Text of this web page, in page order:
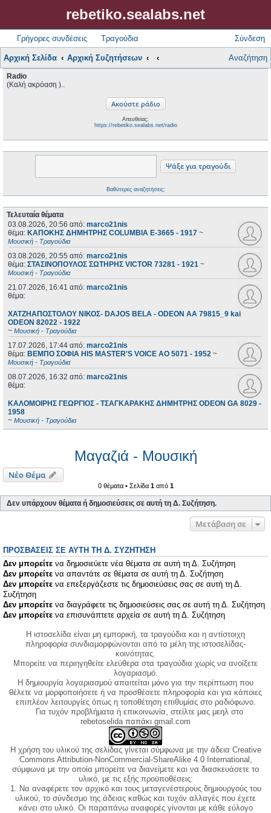
rebetiko.sealabs.net
Γρήγορες συνδέσεις Τραγούδια Σύνδεση
Αρχική Σελίδα Αρχική Συζητήσεων Αναζήτηση
Radio
(Καλή ακρόαση )..
Απευθείας:
https://rebetiko.sealabs.net/radio
Βαθύτερες αναζητήσεις;
Τελευταία θέματα
03.08.2026, 20:56 από: marco21nis
θέμα: ΚΑΠΟΚΗΣ ΔΗΜΗΤΡΗΣ COLUMBIA E-3665 - 1917 ~
Μουσική - Τραγούδια
03.08.2026, 20:55 από: marco21nis
θέμα: ΣΤΑΣΙΝΟΠΟΥΛΟΣ ΣΩΤΗΡΗΣ VICTOR 73281 - 1921 ~
Μουσική - Τραγούδια
21.07.2026, 16:41 από: marco21nis
θέμα:
ΧΑΤΖΗΑΠΟΣΤΟΛΟΥ ΝΙΚΟΣ- DAJOS BELA - ODEON AA 79815_9 kai
ODEON 82022 - 1922
~ Μουσική - Τραγούδια
17.07.2026, 17:44 από: marco21nis
θέμα: ΒΕΜΠΟ ΣΟΦΙΑ HIS MASTER'S VOICE AO 5071 - 1952 ~
Μουσική - Τραγούδια
08.07.2026, 16:32 από: marco21nis
θέμα:
ΚΑΛΟΜΟΙΡΗΣ ΓΕΩΡΓΙΟΣ - ΤΣΑΓΚΑΡΑΚΗΣ ΔΗΜΗΤΡΗΣ ODEON GA 8029 -
1958
~ Μουσική - Τραγούδια
Μαγαζιά - Μουσική
Νέο Θέμα
0 θέματα • Σελίδα 1από 1
Δεν υπάρχουν θέματα ή δημοσιεύσεις σε αυτή τη Δ. Συζήτηση.
Μετάβαση σε
ΠΡΟΣΒΆΣΕΙΣ ΣΕ ΑΥΤΉ ΤΗ Δ. ΣΥΖΉΤΗΣΗ
Δεν μπορείτε να δημοσιεύετε νέα θέματα σε αυτή τη Δ. Συζήτηση
Δεν μπορείτε να απαντάτε σε θέματα σε αυτή τη Δ. Συζήτηση
Δεν μπορείτε να επεξεργάζεστε τις δημοσιεύσεις σας σε αυτή τη Δ.
Συζήτηση
Δεν μπορείτε να διαγράφετε τις δημοσιεύσεις σας σε αυτή τη Δ. Συζήτηση
Δεν μπορείτε να επισυνάπτετε αρχεία σε αυτή τη Δ. Συζήτηση
Η ιστοσελίδα είναι μη εμπορική, τα τραγούδια και η αντίστοιχη
πληροφορία συνδιαμορφώνονται από τα μέλη της ιστοσελίδας-
κοινότητας.
Μπορείτε να περιηγηθείτε ελεύθερα στα τραγούδια χωρίς να ανοίξετε
λογαριασμό.
Η δημιουργία λογαριασμού απαιτείται μόνο για την περίπτωση που
θέλετε να μορφοποιήσετε ή να προσθέσετε πληροφορία και για κάποιες
επιπλέον λειτουργίες όπως η τοποθέτηση επιθυμίας στο ραδιόφωνο.
Για τυχόν προβλήματα ή επικοινωνία, στείλτε μας μεηλ στο
rebetoselida παπάκι gmail.com
Η χρήση του υλικού της σελίδας γίνεται σύμφωνα με την άδεια Creative
Commons Attribution-NonCommercial-ShareAlike 4.0 International,
σύμφωνα με την οποία μπορείτε να διανείμετε και να διασκευάσετε το
υλικό, με τις εξής προϋποθέσεις:
1. Να αναφέρετε τον αρχικό και τους μεταγενέστερους δημιουργούς του
υλικού, το σύνδεσμο της άδειας καθώς και τυχόν αλλαγές που έχετε
κάνει στο υλικό. Οι παραπάνω αναφορές γίνονται με κάθε εύλογο